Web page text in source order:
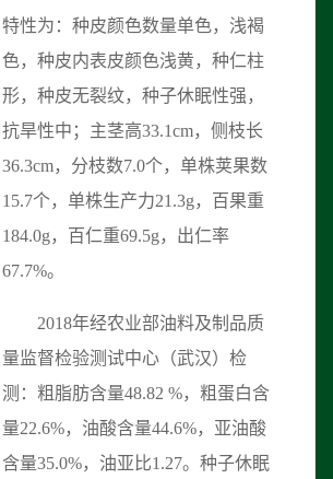
特性为：种皮颜色数量单色，浅褐
色，种皮内表皮颜色浅黄，种仁柱
形，种皮无裂纹，种子休眠性强，
抗旱性中；主茎高33.1cm，侧枝长
36.3cm，分枝数7.0个，单株荚果数
15.7个，单株生产力21.3g，百果重
184.0g，百仁重69.5g，出仁率
67.7%。
2018年经农业部油料及制品质
量监督检验测试中心（武汉）检
测：粗脂肪含量48.82 %，粗蛋白含
量22.6%，油酸含量44.6%，亚油酸
含量35.0%，油亚比1.27。种子休眠